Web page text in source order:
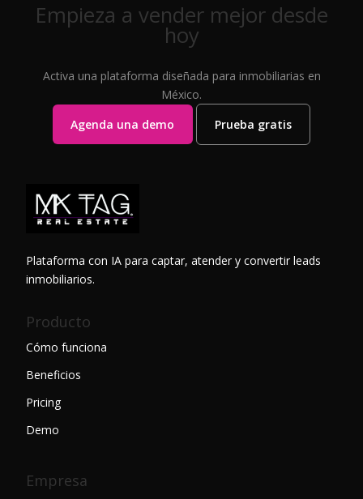
Empieza a vender mejor desde
hoy
Activa una plataforma diseñada para inmobiliarias en
México.
Agenda una demo
Prueba gratis
Plataforma con IA para captar, atender y convertir leads
inmobiliarios.
Producto
Cómo funciona
Beneficios
Pricing
Demo
Empresa